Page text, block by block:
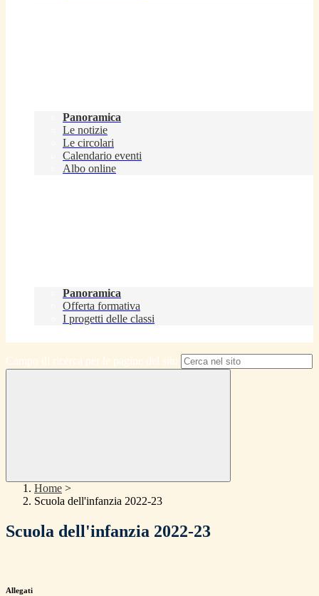
Panoramica
Le notizie
Le circolari
Calendario eventi
Albo online
Panoramica
Offerta formativa
I progetti delle classi
Campo di ricerca per le pagine del sito
Home >
Scuola dell'infanzia 2022-23
Scuola dell'infanzia 2022-23
Allegati